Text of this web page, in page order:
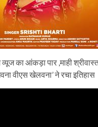
का आंकड़ा पार ,माही
वीएस खेलवना’ ने रचा इतिहास